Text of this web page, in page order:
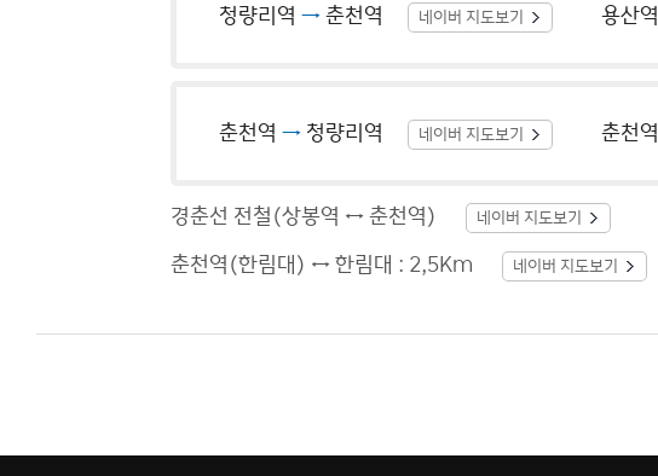
청량리역 →춘천역 네이버 지도보기 용산역
춘천역 → 청량리역 네이버 지도보기 춘천역
경춘선 전철(상봉역 ↔ 춘천역) 네이버 지도보기
춘천역(한림대) ↔ 한림대 : 2,5Km 네이버 지도보기